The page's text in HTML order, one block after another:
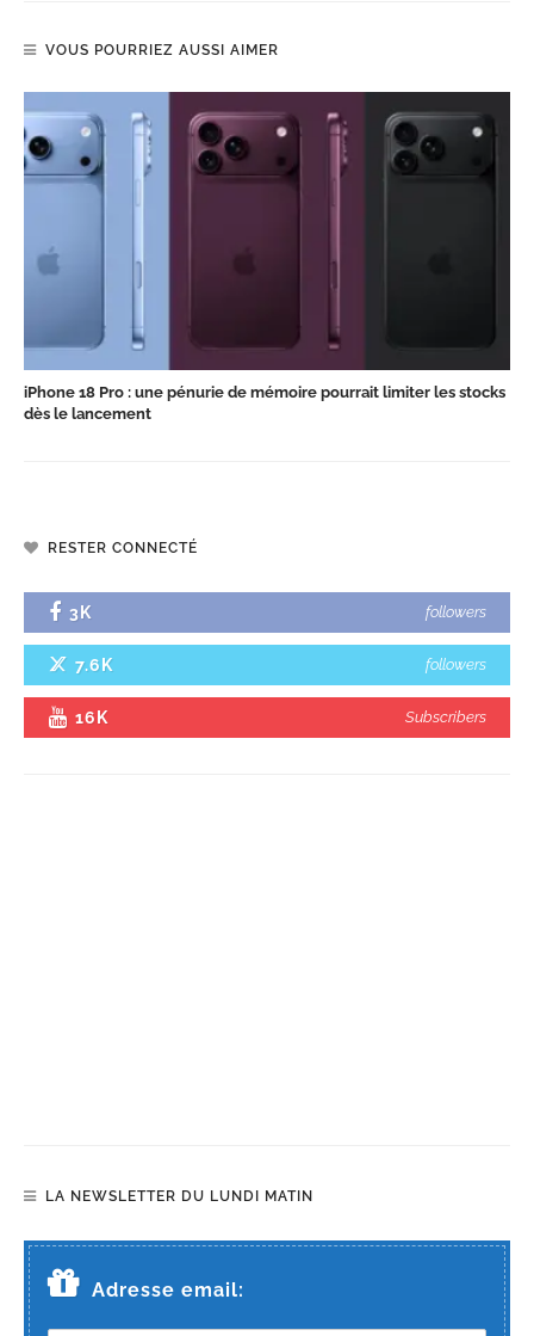
VOUS POURRIEZ AUSSI AIMER
iPhone 18 Pro : une pénurie de mémoire pourrait limiter les stocks
dès le lancement
RESTER CONNECTÉ
3K followers
7.6K followers
16K Subscribers
LA NEWSLETTER DU LUNDI MATIN
Adresse email: